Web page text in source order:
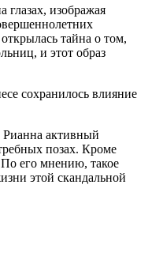
глазах, изображая
тайна о том,
и этот образ
сохранилось влияние
Рианна активный
позах. Кроме
По его мнению, такое
этой скандальной